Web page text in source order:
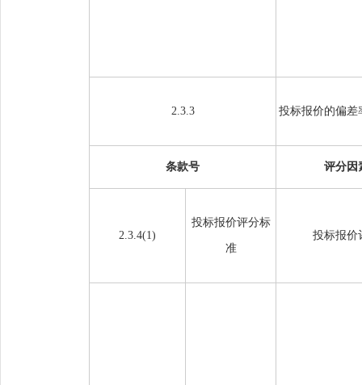
2.3.3 投标报价的偏差
条款号 评分因
2.3.4(1)
投标报价评分标
准
投标报价